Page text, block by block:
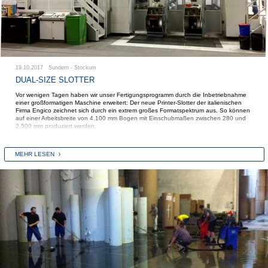
19.10.2017 Sundern - Stockum
DUAL-SIZE SLOTTER
Vor wenigen Tagen haben wir unser Fertigungsprogramm durch die Inbetriebnahme
einer großformatigen Maschine erweitert: Der neue Printer-Slotter der italienischen
Firma Engico zeichnet sich durch ein extrem großes Formatspektrum aus. So können
auf einer Arbeitsbreite von 4.100 mm Bogen mit Einschubmaßen zwischen 280 und
2.500 mm produziert werden.
unterschiedlich große Stanzzylinder realisiert wird. Dadurch wiederholen sich die
Ausstanzungen auch bei einer Länge von 2.500 mm nicht. Auch die beiden
Farbwerke lassen sich so steuern, dass Logos auch beim Maximalformat nur einmal
gedruckt werden.
MEHR LESEN